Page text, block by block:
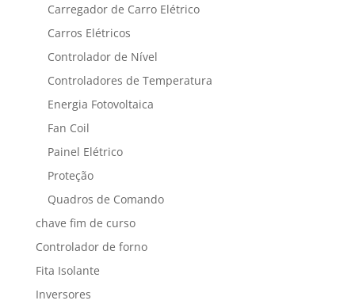
Carregador de Carro Elétrico
Carros Elétricos
Controlador de Nível
Controladores de Temperatura
Energia Fotovoltaica
Fan Coil
Painel Elétrico
Proteção
Quadros de Comando
chave fim de curso
Controlador de forno
Fita Isolante
Inversores